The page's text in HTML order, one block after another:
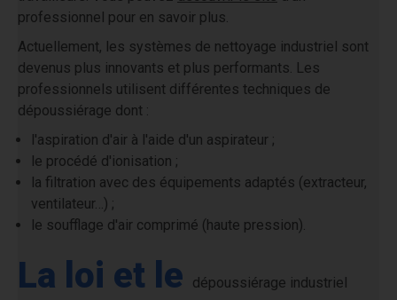
professionnel pour en savoir plus.
Actuellement, les systèmes de nettoyage industriel sont
devenus plus innovants et plus performants. Les
professionnels utilisent différentes techniques de
dépoussiérage dont :
l'aspiration d'air à l'aide d'un aspirateur ;
le procédé d'ionisation ;
la filtration avec des équipements adaptés (extracteur,
ventilateur…) ;
le soufflage d'air comprimé (haute pression).
La loi et le dépoussiérage industriel